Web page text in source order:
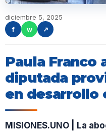
diciembre 5, 2025
f
w ↗
Paula Franco
diputada
en desarrollo
MISIONES.UNO | La